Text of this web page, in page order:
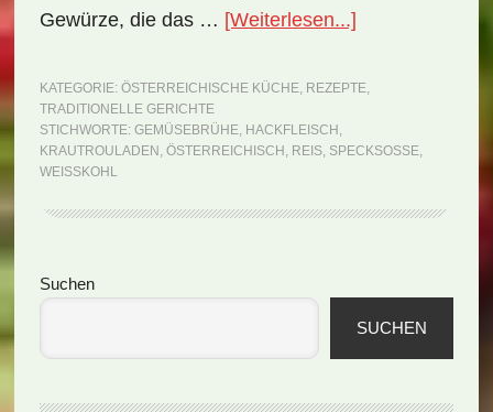
Gewürze, die das … [Weiterlesen...]
Krautrouladen
Specksoße
KATEGORIE: ÖSTERREICHISCHE KÜCHE, REZEPTE,
TRADITIONELLE GERICHTE
STICHWORTE: GEMÜSEBRÜHE, HACKFLEISCH ,
KRAUTROULADEN , ÖSTERREICHISCH , REIS, SPECKSOSSE ,
WEISSKOHL
Seitenspalte
Suchen
SUCHEN